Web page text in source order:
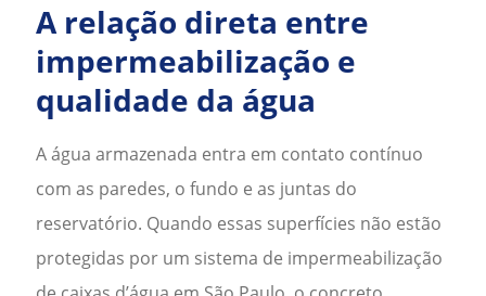
A relação direta entre
impermeabilização e
qualidade da água
A água armazenada entra em contato contínuo
com as paredes, o fundo e as juntas do
reservatório. Quando essas superfícies não estão
protegidas por um sistema de impermeabilização